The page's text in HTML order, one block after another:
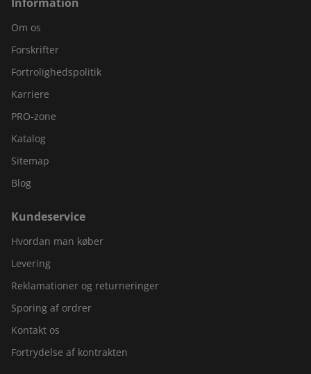
Om os
Forskrifter
Fortrolighedspolitik
Karriere
PRO-zone
Katalog
Sitemap
Blog
Kundeservice
Hvordan man køber
Levering
Reklamationer og returneringer
Sporing af ordrer
Kontakt os
Fortrydelse af kontrakten